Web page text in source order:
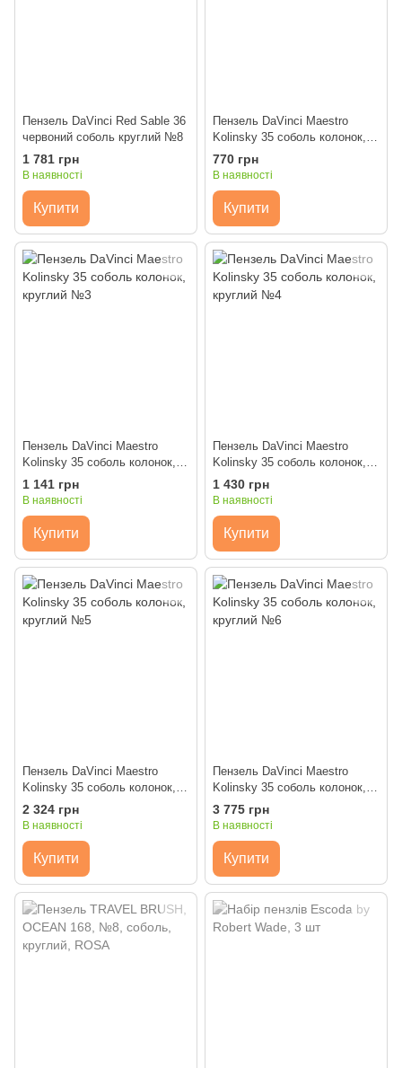
Пензель DaVinci Red Sable 36
червоний соболь круглий №8
1 781 грн
В наявності
Купити
Пензель DaVinci Maestro
Kolinsky 35 соболь колонок,
круглий №0
770 грн
В наявності
Купити
Пензель DaVinci Maestro
Kolinsky 35 соболь колонок,
круглий №3
1 141 грн
В наявності
Купити
Пензель DaVinci Maestro
Kolinsky 35 соболь колонок,
круглий №4
1 430 грн
В наявності
Купити
Пензель DaVinci Maestro
Kolinsky 35 соболь колонок,
круглий №5
2 324 грн
В наявності
Купити
Пензель DaVinci Maestro
Kolinsky 35 соболь колонок,
круглий №6
3 775 грн
В наявності
Купити